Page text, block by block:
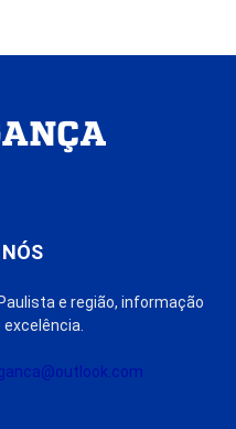
e região, informação